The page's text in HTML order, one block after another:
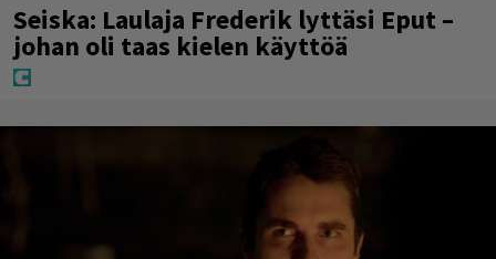
Seiska: Laulaja Frederik lyttäsi Eput –
johan oli taas kielen käyttöä